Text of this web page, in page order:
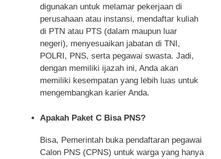
digunakan untuk melamar pekerjaan di
perusahaan atau instansi, mendaftar kuliah
di PTN atau PTS (dalam maupun luar
negeri), menyesuaikan jabatan di TNI,
POLRI, PNS, serta pegawai swasta. Jadi,
dengan memiliki ijazah ini, Anda akan
memiliki kesempatan yang lebih luas untuk
mengembangkan karier Anda.
Apakah Paket C Bisa PNS?
Bisa, Pemerintah buka pendaftaran pegawai
Calon PNS (CPNS) untuk warga yang hanya